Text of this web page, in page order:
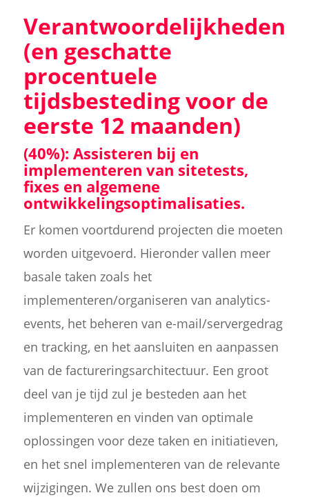
Verantwoordelijkheden
(en geschatte
procentuele
tijdsbesteding voor de
eerste 12 maanden)
(40%): Assisteren bij en
implementeren van sitetests,
fixes en algemene
ontwikkelingsoptimalisaties.
Er komen voortdurend projecten die moeten
worden uitgevoerd. Hieronder vallen meer
basale taken zoals het
implementeren/organiseren van analytics-
events, het beheren van e-mail/servergedrag
en tracking, en het aansluiten en aanpassen
van de factureringsarchitectuur. Een groot
deel van je tijd zul je besteden aan het
implementeren en vinden van optimale
oplossingen voor deze taken en initiatieven,
en het snel implementeren van de relevante
wijzigingen. We zullen ons best doen om